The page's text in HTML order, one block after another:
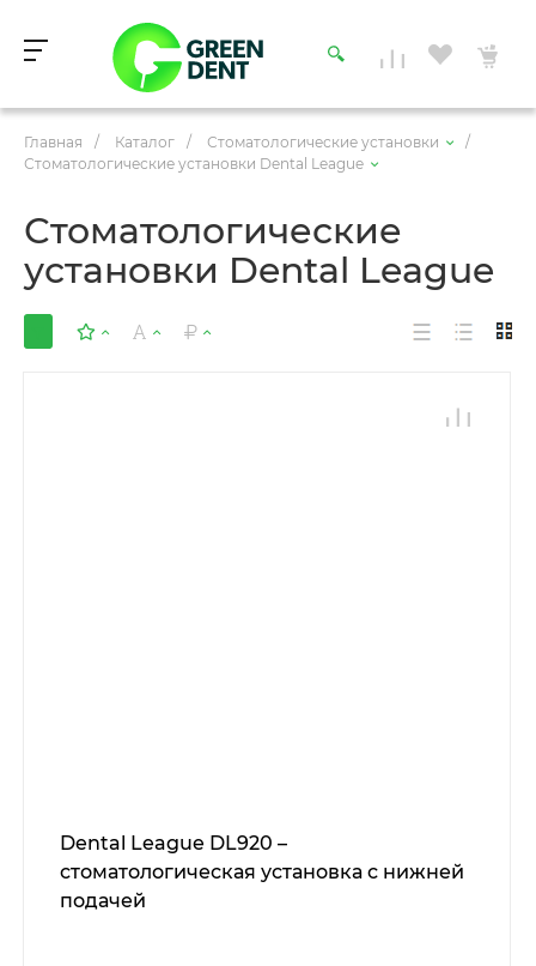
Главная / Каталог / Стоматологические установки
/
Стоматологические установки Dental League
Стоматологические
установки Dental League
Dental League DL920 –
стоматологическая установка с нижней
подачей